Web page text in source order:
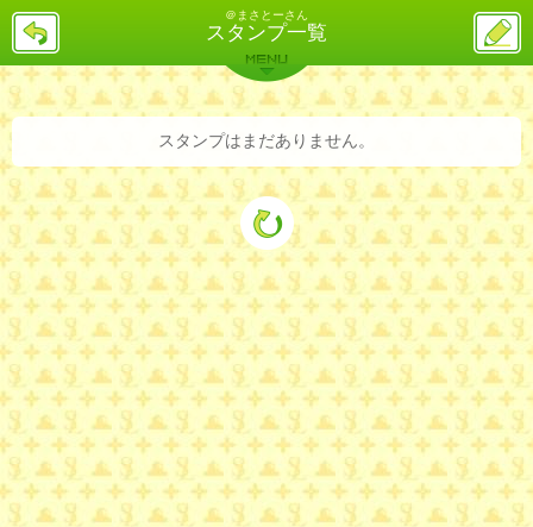
＠まさとーさん
スタンプ一覧
戻
ス
投
稿
バックナンバー 詳細検索 ランキング
MENU
スタンプはまだありません。